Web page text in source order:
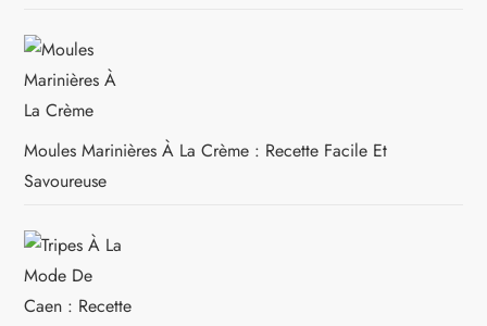
Moules Marinières À La Crème : Recette Facile Et
Savoureuse